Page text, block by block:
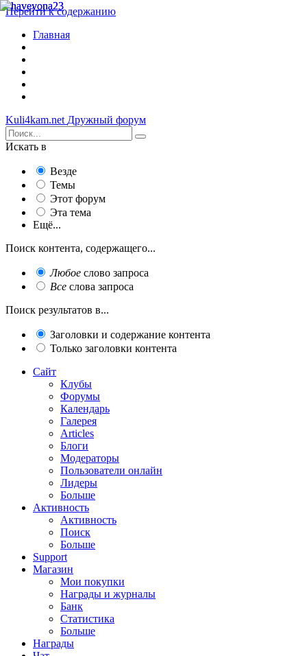
Перейти к содержанию
Главная
Kuli4kam.net Дружный форум
Искать в
Везде
Темы
Этот форум
Эта тема
Ещё...
Поиск контента, содержащего...
Любое слово запроса
Все слова запроса
Поиск результатов в...
Заголовки и содержание контента
Только заголовки контента
Сайт
Клубы
Форумы
Календарь
Галерея
Articles
Блоги
Модераторы
Пользователи онлайн
Лидеры
Больше
Активность
Активность
Поиск
Больше
Support
Магазин
Мои покупки
Награды и журналы
Банк
Статистика
Больше
Награды